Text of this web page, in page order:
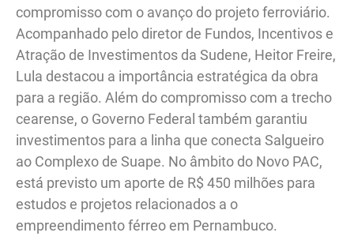
compromisso com o avanço do projeto ferroviário.
Acompanhado pelo diretor de Fundos, Incentivos e
Atração de Investimentos da Sudene, Heitor Freire,
Lula destacou a importância estratégica da obra
para a região. Além do compromisso com a trecho
cearense, o Governo Federal também garantiu
investimentos para a linha que conecta Salgueiro
ao Complexo de Suape. No âmbito do Novo PAC,
está previsto um aporte de R$ 450 milhões para
estudos e projetos relacionados a o
empreendimento férreo em Pernambuco.